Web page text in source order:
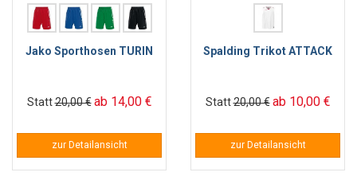
Jako Sporthosen TURIN
Statt20,00 € ab 14,00 €
zur Detailansicht
Spalding Trikot ATTACK
Statt20,00 € ab 10,00 €
zur Detailansicht